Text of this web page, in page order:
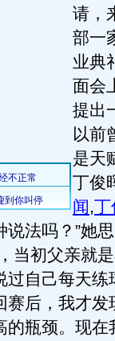
请，
部一
业典
面会
提出
以前
是天
丁俊
闻,丁
法吗？”她
当初父亲就
过自己每天练
赛后，我才发
瓶颈。现在